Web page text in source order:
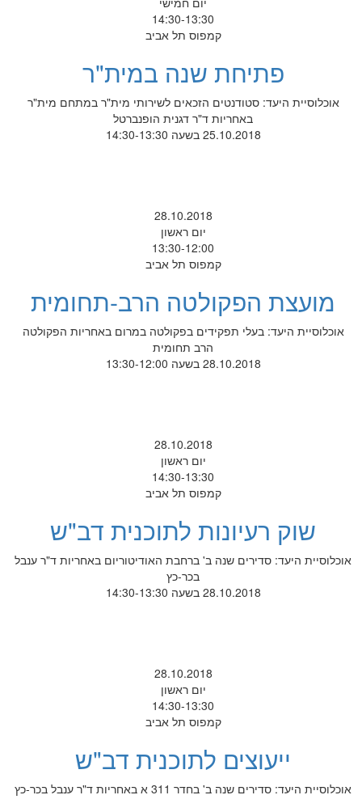
14:30-13:30
קמפוס תל אביב
פתיחת שנה במית"ר
אוכלוסיית היעד: סטודנטים הזכאים לשירותי מית"ר במתחם מית"ר
באחריות ד"ר דגנית הופנברטל
25.10.2018 בשעה 14:30-13:30
28.10.2018
יום ראשון
13:30-12:00
קמפוס תל אביב
מועצת הפקולטה הרב-תחומית
אוכלוסיית היעד: בעלי תפקידים בפקולטה במרום באחריות הפקולטה
הרב תחומית
28.10.2018 בשעה 13:30-12:00
28.10.2018
יום ראשון
14:30-13:30
קמפוס תל אביב
שוק רעיונות לתוכנית דב"ש
אוכלוסיית היעד: סדירים שנה ב' ברחבת האודיטוריום באחריות ד"ר ענבל
בכר-כץ
28.10.2018 בשעה 14:30-13:30
28.10.2018
יום ראשון
14:30-13:30
קמפוס תל אביב
ייעוצים לתוכנית דב"ש
אוכלוסיית היעד: סדירים שנה ב' בחדר 311 א באחריות ד"ר ענבל בכר-כץ